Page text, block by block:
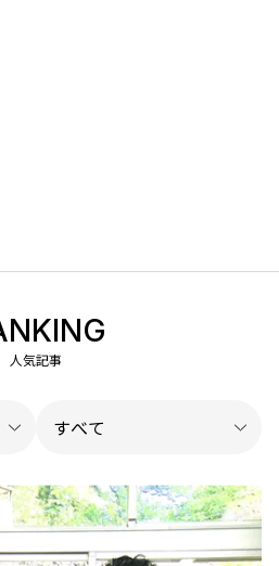
人気記事